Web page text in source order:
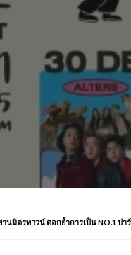
านมิตรทาวน์ ตอกย้ำการเป็น NO.1 ปา